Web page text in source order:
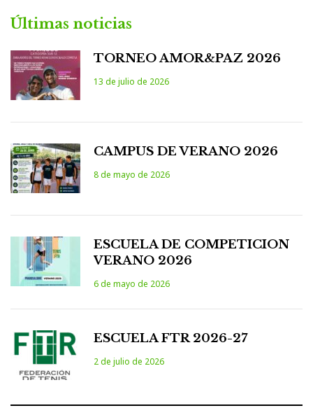
Últimas noticias
TORNEO AMOR&PAZ 2026
13 de julio de 2026
CAMPUS DE VERANO 2026
8 de mayo de 2026
ESCUELA DE COMPETICION
VERANO 2026
6 de mayo de 2026
ESCUELA FTR 2026-27
2 de julio de 2026